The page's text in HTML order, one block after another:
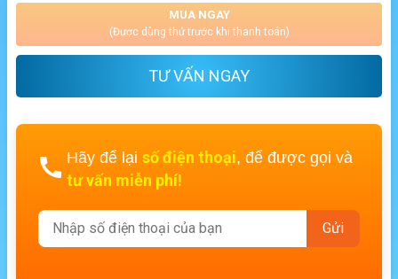
MUA NGAY
(Được dùng thử trước khi thanh toán)
TƯ VẤN NGAY
Hãy để lại số điện thoại, để được gọi và
tư vấn miễn phí!